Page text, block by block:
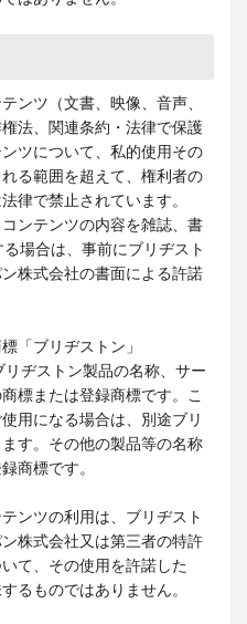
ンツ（文書、映像、音声、
法、関連条約・法律で保護
ツについて、私的使用その
る範囲を超えて、権利者の
律で禁止されています。
ンテンツの内容を雑誌、書
場合は、事前にブリヂスト
株式会社の書面による許諾
「ブリヂストン」
リヂストン製品の名称、サー
標または登録商標です。こ
用になる場合は、別途ブリ
す。その他の製品等の名称
商標です。
ンツの利用は、ブリヂスト
株式会社又は第三者の特許
て、その使用を許諾した
るものではありません。